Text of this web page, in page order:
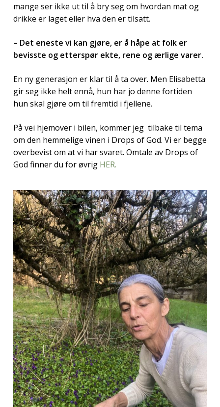
mange ser ikke ut til å bry seg om hvordan mat og
drikke er laget eller hva den er tilsatt.
– Det eneste vi kan gjøre, er å håpe at folk er
bevisste og etterspør ekte, rene og ærlige varer.
En ny generasjon er klar til å ta over. Men Elisabetta
gir seg ikke helt ennå, hun har jo denne fortiden
hun skal gjøre om til fremtid i fjellene.
På vei hjemover i bilen, kommer jeg tilbake til tema
om den hemmelige vinen i Drops of God. Vi er begge
overbevist om at vi har svaret. Omtale av Drops of
God finner du for øvrigHER.